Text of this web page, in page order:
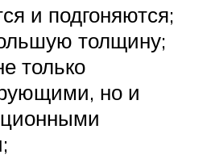
и подгоняются;
толщину;
только
но и